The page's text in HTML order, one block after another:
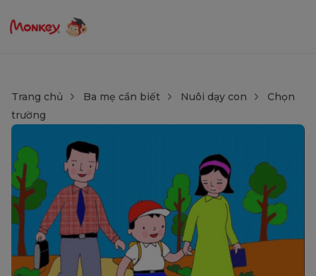
Trang chủ Ba mẹ cần biết Nuôi dạy con
Chọn
trường